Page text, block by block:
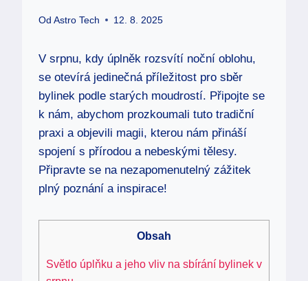
Od Astro Tech 12. 8. 2025
V srpnu, kdy úplněk rozsvítí noční oblohu,
se otevírá jedinečná příležitost pro sběr
bylinek podle starých moudrostí. Připojte se
k nám, abychom prozkoumali tuto tradiční
praxi a objevili magii, kterou nám přináší
spojení s přírodou a nebeskými tělesy.
Připravte se na nezapomenutelný zážitek
plný poznání a inspirace!
Obsah
Světlo úplňku a jeho vliv na sbírání bylinek v